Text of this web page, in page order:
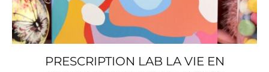
PRESCRIPTION LAB LA VIE EN